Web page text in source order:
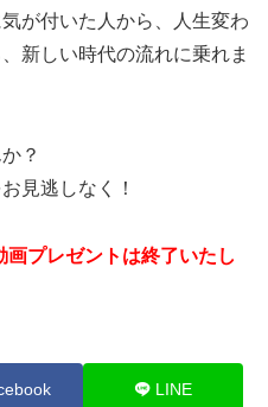
が付いた人から、人生変わ
新しい時代の流れに乗れま
？
見逃しなく！
プレゼントは終了いたし
LINE